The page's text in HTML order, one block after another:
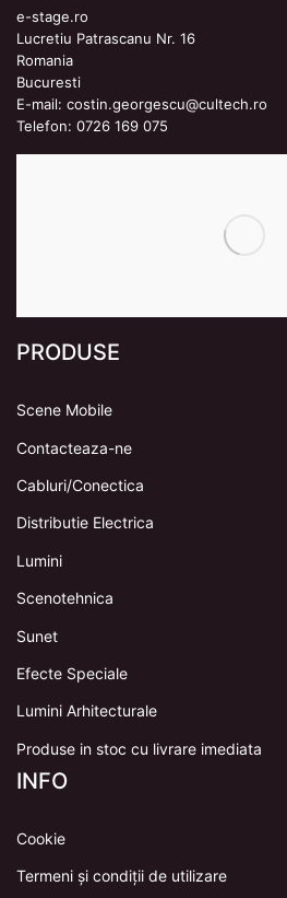
e-stage.ro
Lucretiu Patrascanu Nr. 16
Romania
Bucuresti
E-mail: costin.georgescu@cultech.ro
Telefon: 0726 169 075
PRODUSE
Scene Mobile
Contacteaza-ne
Cabluri/Conectica
Distributie Electrica
Lumini
Scenotehnica
Sunet
Efecte Speciale
Lumini Arhitecturale
Produse in stoc cu livrare imediata
INFO
Cookie
Termeni și condiții de utilizare